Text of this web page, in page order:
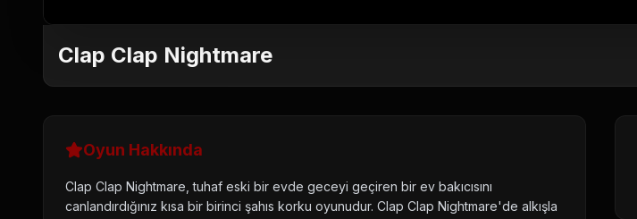
Clap Clap Nightmare
Oyun Hakkında
Clap Clap Nightmare, tuhaf eski bir evde geceyi geçiren bir ev bakıcısını
canlandırdığınız kısa bir birinci şahıs korku oyunudur. Clap Clap Nightmare'de alkışla